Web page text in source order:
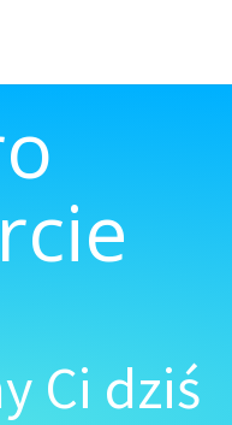
Ci dziś